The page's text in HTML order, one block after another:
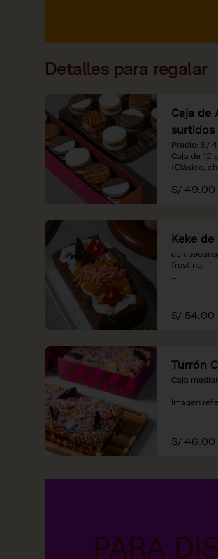
Detalles para regalar
Caja de
surtidos
Precio: S/
Caja de 12
(Clásico,
*Nuestros
S/ 49.00
Keke
con
frosting.
consumo.
S/ 54.00
Turrón
Caja
Imagen
impuestos
S/ 46.00